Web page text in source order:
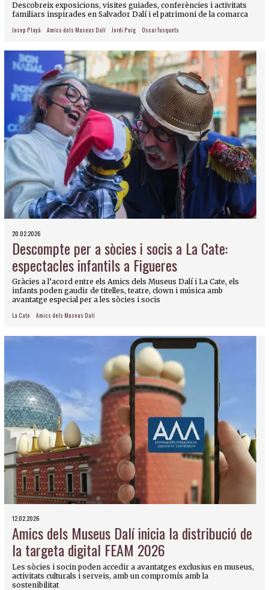
Descobreix exposicions, visites guiades, conferències i activitats
familiars inspirades en Salvador Dalí i el patrimoni de la comarca
Josep Playà Amics dels Museus Dalí Jordi Puig Oscar Tusquets
20.02.2026
Descompte per a sòcies i socis a La Cate:
espectacles infantils a Figueres
Gràcies a l’acord entre els Amics dels Museus Dalí i La Cate, els
infants poden gaudir de titelles, teatre, clown i música amb
avantatge especial per a les sòcies i socis
La Cate Amics dels Museus Dalí
12.02.2026
Amics dels Museus Dalí inicia la distribució de
la targeta digital FEAM 2026
Les sòcies i socin poden accedir a avantatges exclusius en museus,
activitats culturals i serveis, amb un compromís amb la
sostenibilitat